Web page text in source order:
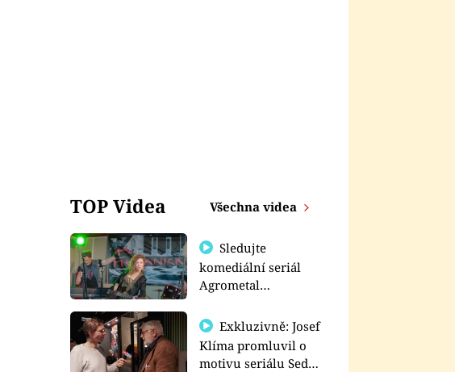
TOP Videa Všechna videa
Sledujte
komediální seriál
Agrometal
prima+
Exkluzivně: Josef
Klíma promluvil o
motivu seriálu Sedm